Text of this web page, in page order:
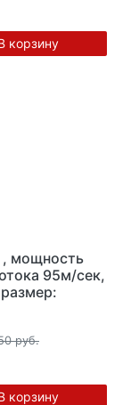
корзину
, мощность
95м/сек,
цвет
руб.
корзину